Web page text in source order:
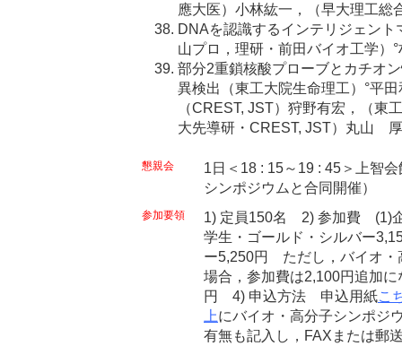
應大医）小林紘一，（早大理工総
DNAを認識するインテリジェン
山プロ，理研・前田バイオ工学）
部分2重鎖核酸プローブとカチオ
異検出（東工大院生命理工）°平
（CREST, JST）狩野有宏，（東
大先導研・CREST, JST）丸山 厚
懇親会
1日＜18 : 15～19 : 45＞上智
シンポジウムと合同開催）
参加要領
1) 定員150名 2) 参加費 (1)
学生・ゴールド・シルバー
ー5,250円 ただし，バイオ・
場合，参加費は2,100円追加
円 4) 申込方法 申込用紙こ
上にバイオ・高分子シンポジ
有無も記入し，FAXまたは郵